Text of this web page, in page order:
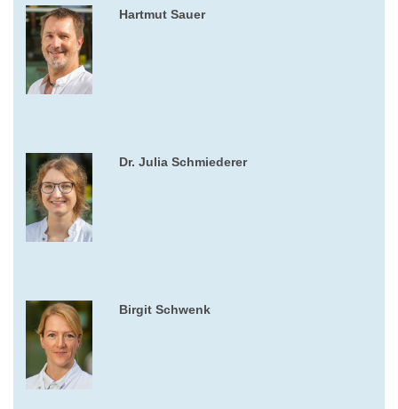
Hartmut Sauer
Dr. Julia Schmiederer
Birgit Schwenk